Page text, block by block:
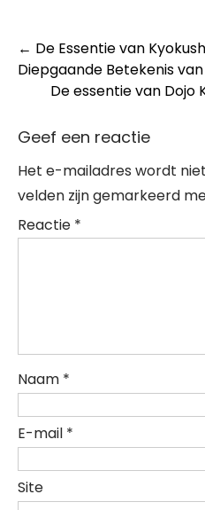
Post
navigation
← De Essentie van
Diepgaande Betekenis van
De essentie van Dojo
Geef een reactie
Het e-mailadres wordt
velden zijn gemarkeerd
Reactie *
Naam *
E-mail *
Site